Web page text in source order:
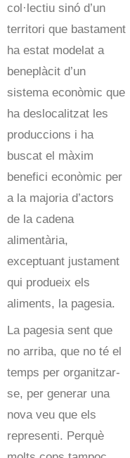
col·lectiu sinó d’un
territori que bastament
ha estat modelat a
beneplàcit d’un
sistema econòmic que
ha deslocalitzat les
produccions i ha
buscat el màxim
benefici econòmic per
a la majoria d’actors
de la cadena
alimentària,
exceptuant justament
qui produeix els
aliments, la pagesia.
La pagesia sent que
no arriba, que no té el
temps per organitzar-
se, per generar una
nova veu que els
representi. Perquè